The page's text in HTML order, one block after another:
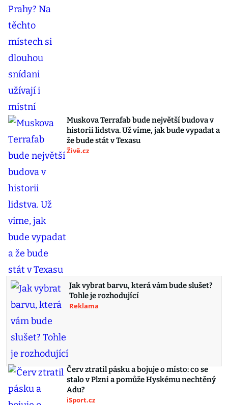
Muskova Terrafab bude největší budova v
historii lidstva. Už víme, jak bude vypadat a
že bude stát v Texasu
Živě.cz
Jak vybrat barvu, která vám bude slušet?
Tohle je rozhodující
Reklama
Červ ztratil pásku a bojuje o místo: co se
stalo v Plzni a pomůže Hyskému nechtěný
Adu?
iSport.cz